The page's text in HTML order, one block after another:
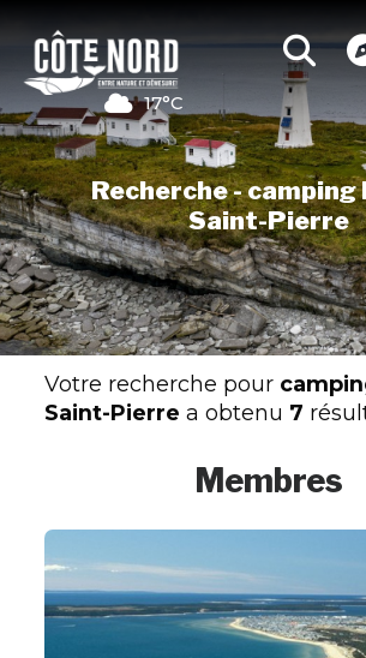
17°C
Recherche - camping
Saint-Pierre
Votre recherche pour
Saint-Pierre a obtenu 7
Membres